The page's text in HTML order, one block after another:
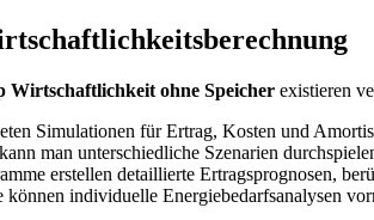
Wirtschaftlichkeit ohne Speicher existieren
Simulationen für Ertrag, Kosten und
man unterschiedliche Szenarien
erstellen detaillierte Ertragsprognosen,
können individuelle Energiebedarfsanalysen